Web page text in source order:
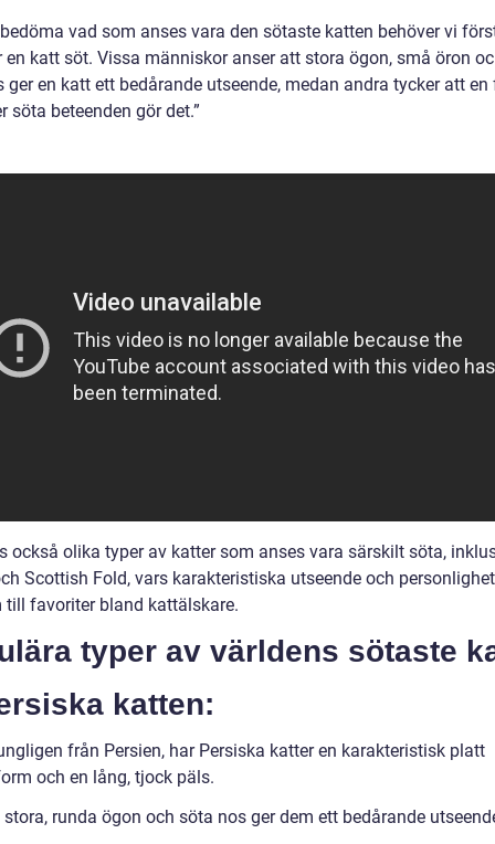
vad som anses vara den sötaste katten behöver vi
en katt söt. Vissa människor anser att stora ögon, små öron
ger en katt ett bedårande utseende, medan andra tycker att
söta beteenden gör det.”
också olika typer av katter som anses vara särskilt söta,
Scottish Fold, vars karakteristiska utseende och
till favoriter bland kattälskare.
typer av världens sötaste
katten:
från Persien, har Persiska katter en karakteristisk platt
och en lång, tjock päls.
runda ögon och söta nos ger dem ett bedårande